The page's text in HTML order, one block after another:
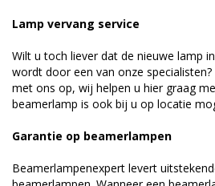
Lamp vervang service
Wilt u toch liever dat de nieuwe lamp
wordt door een van onze
met ons op, wij helpen u hier graag
beamerlamp is ook bij u op locatie
Garantie op beamerlampen
Beamerlampenexpert levert